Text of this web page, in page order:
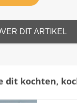
DIT ARTIKEL
dit kochten,